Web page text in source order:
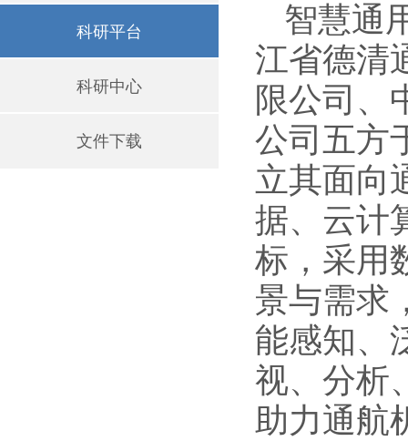
科研平台
科研中心
文件下载
智慧通
江省德清
限公司、
公司五方
立其面向
据、云计
标，采用
景与需求
能感知、
视、分析
助力通航